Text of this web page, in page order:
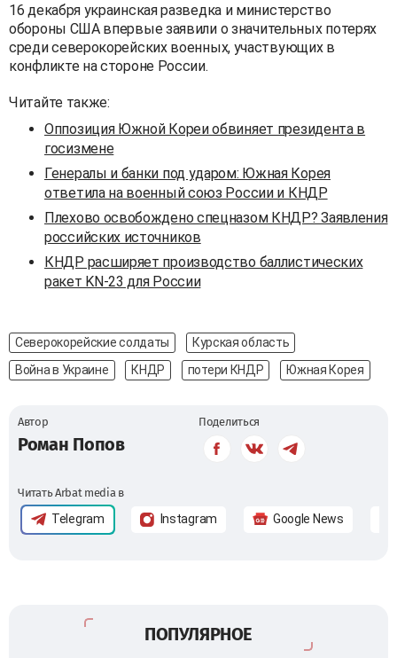
16 декабря украинская разведка и министерство
обороны США впервые заявили о значительных потерях
среди северокорейских военных, участвующих в
конфликте на стороне России.
Читайте также:
Оппозиция Южной Кореи обвиняет президента в
госизмене
Генералы и банки под ударом: Южная Корея
ответила на военный союз России и КНДР
Плехово освобождено спецназом КНДР? Заявления
российских источников
КНДР расширяет производство баллистических
ракет KN-23 для России
Северокорейские солдаты
Курская область
Война в Украине
КНДР потери КНДР Южная Корея
Автор
Роман Попов
Поделиться
Читать Arbat media в
Telegram Instagram Google News
ПОПУЛЯРНОЕ